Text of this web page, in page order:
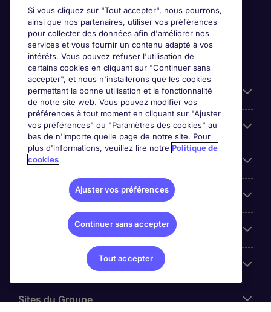
Candidats
Entreprises
Contact
Les avis Google
Nos offres d'emploi
Sites du Groupe
Si vous cliquez sur "Tout accepter", nous pourrons,
ainsi que nos partenaires, utiliser vos préférences
pour collecter des données afin d'améliorer nos
services et vous fournir un contenu adapté à vos
intérêts. Vous pouvez refuser l'utilisation de
certains cookies en cliquant sur "Continuer sans
accepter", et nous n'installerons que les cookies
permettant la bonne utilisation et la fonctionnalité
de notre site web. Vous pouvez modifier vos
préférences à tout moment en cliquant sur "Ajuster
vos préférences" ou "Paramètres des cookies" au
bas de n'importe quelle page de notre site. Pour
plus d'informations, veuillez lire notre Politique de
cookies
Ajuster vos préférences
Continuer sans accepter
Tout accepter